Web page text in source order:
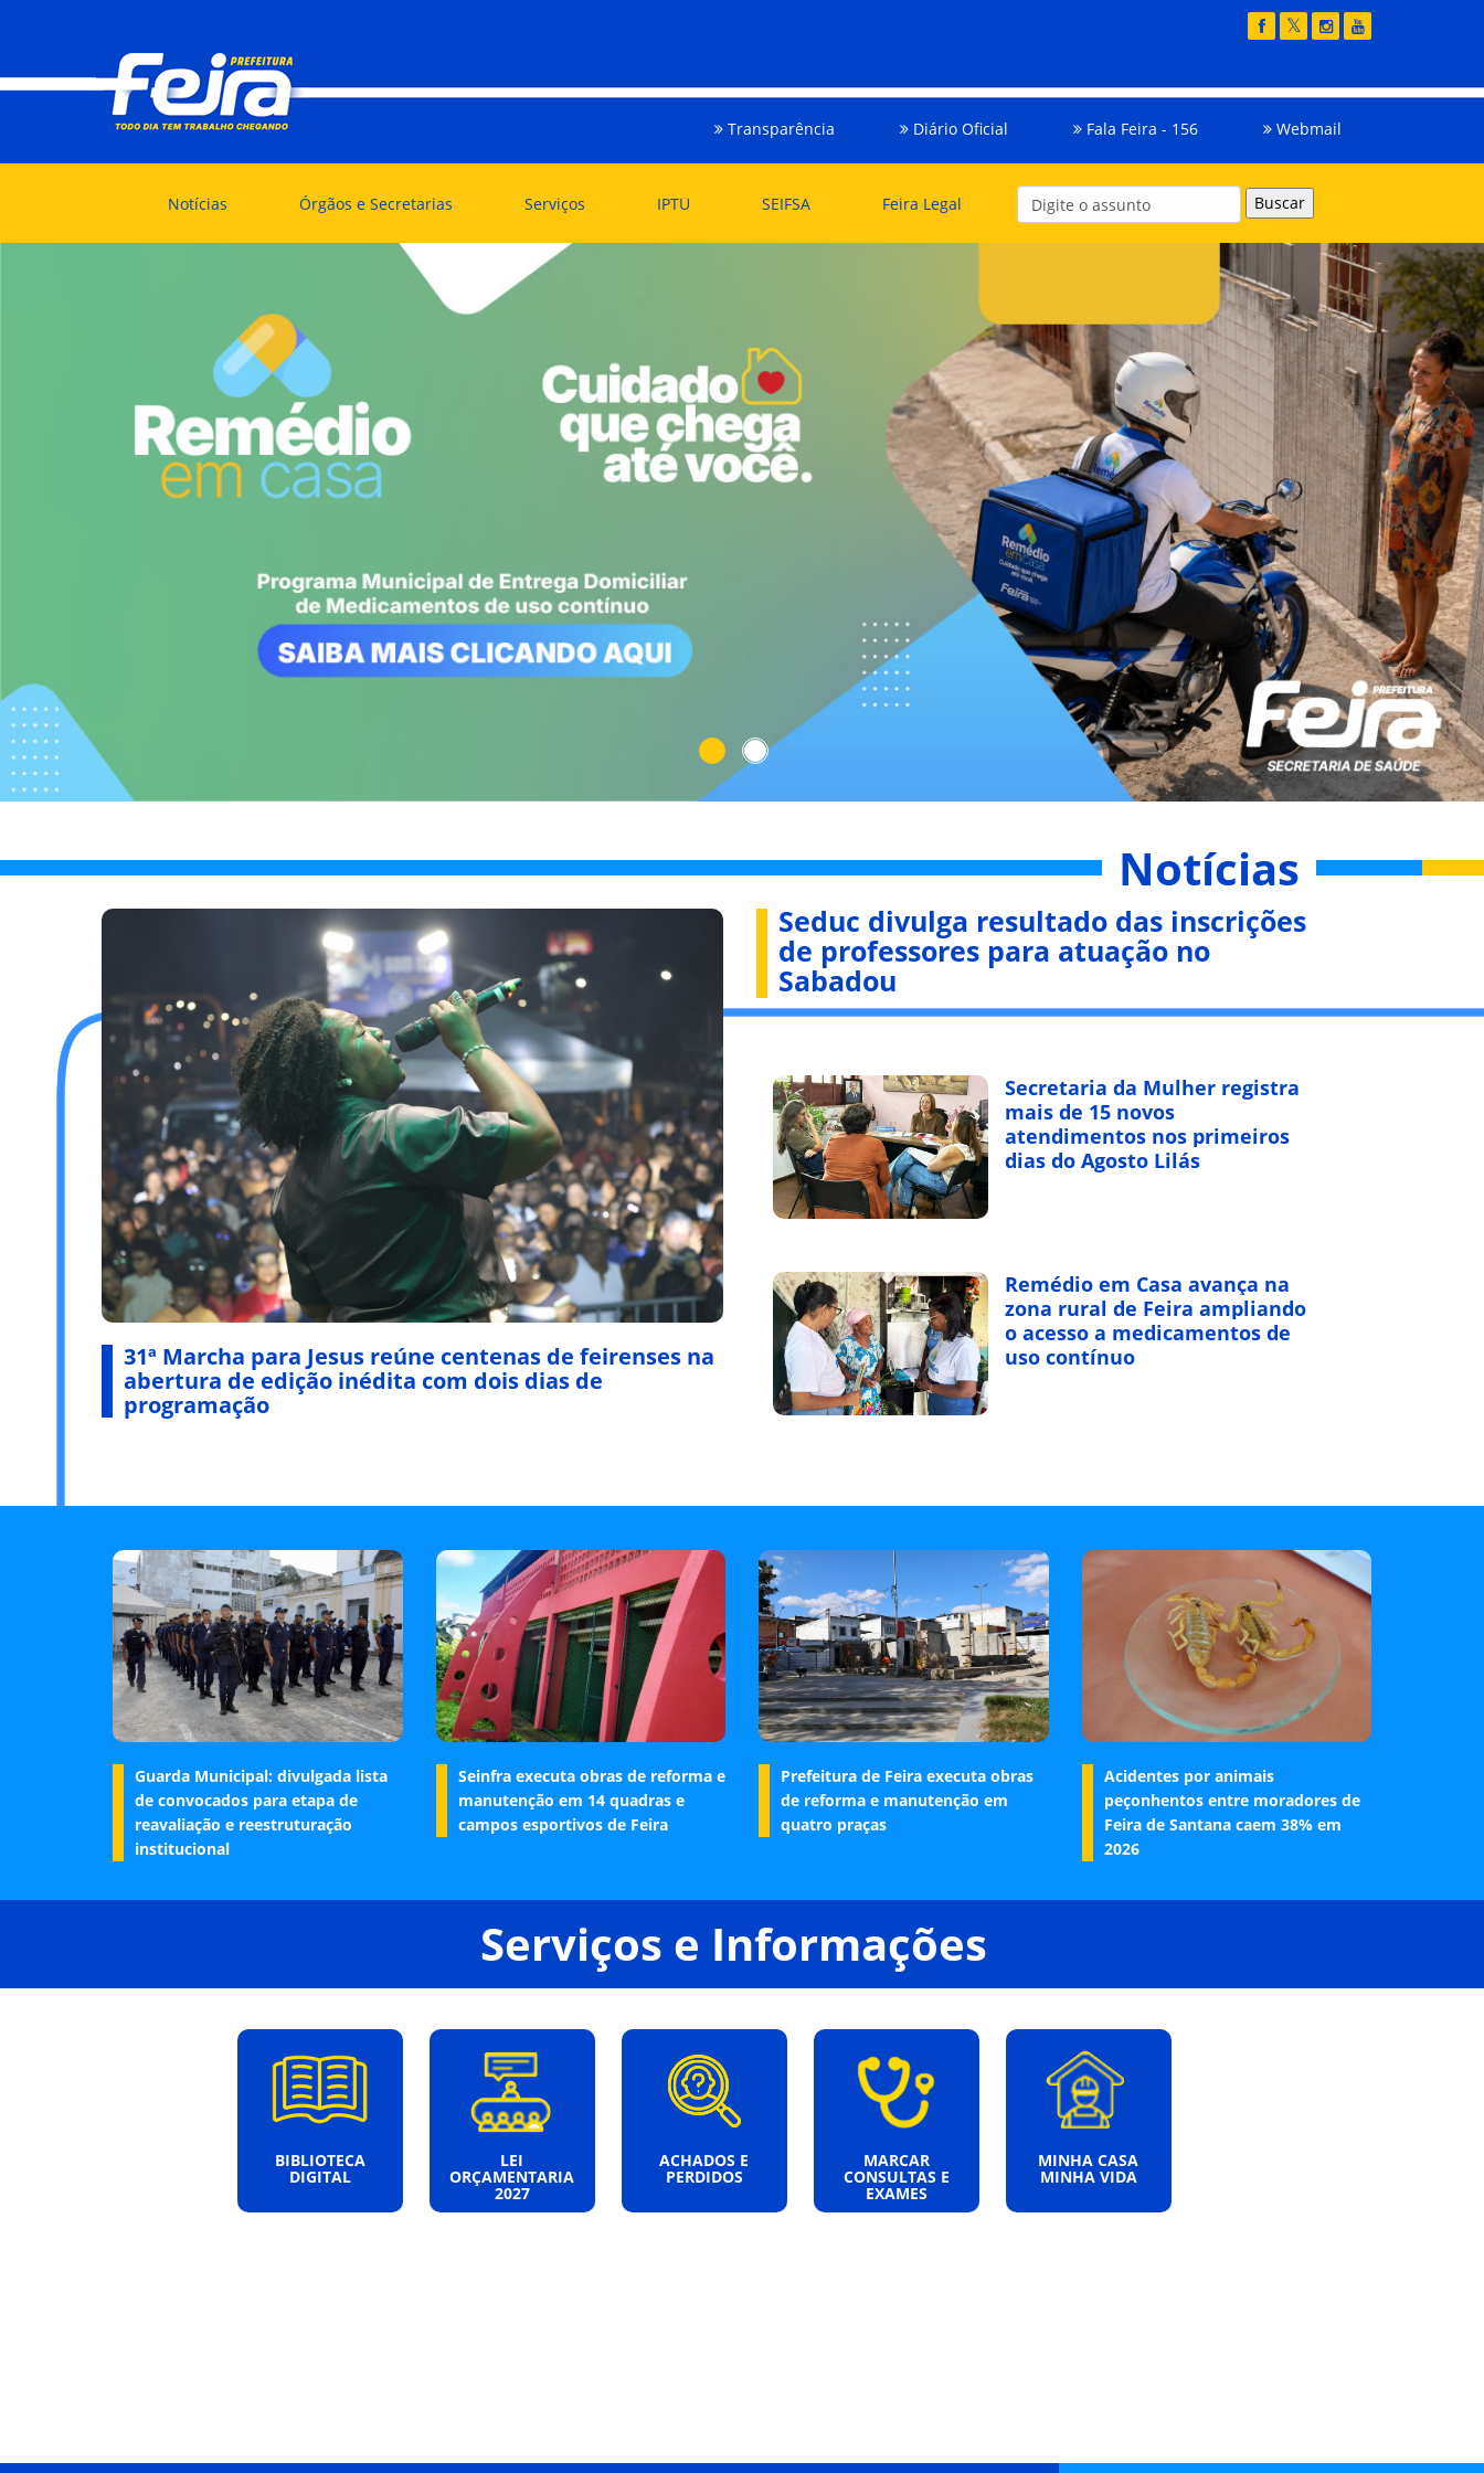
Transparência Diário Oficial Fala Feira - 156 Webmail
Notícias Órgãos e Secretarias Serviços IPTU SEIFSA Feira Legal Buscar
Notícias
31ª Marcha para Jesus reúne centenas de feirenses na
abertura de edição inédita com dois dias de
programação
Seduc divulga resultado das inscrições
de professores para atuação no
Sabadou
Secretaria da Mulher registra
mais de 15 novos
atendimentos nos primeiros
dias do Agosto Lilás
Remédio em Casa avança na
zona rural de Feira ampliando
o acesso a medicamentos de
uso contínuo
Guarda Municipal: divulgada lista
de convocados para etapa de
reavaliação e reestruturação
institucional
Seinfra executa obras de reforma e
manutenção em 14 quadras e
campos esportivos de Feira
Prefeitura de Feira executa obras
de reforma e manutenção em
quatro praças
Acidentes por animais
peçonhentos entre moradores de
Feira de Santana caem 38% em
2026
Serviços e Informações
BIBLIOTECA
DIGITAL
LEI
ORÇAMENTARIA
2027
ACHADOS E
PERDIDOS
MARCAR
CONSULTAS E
EXAMES
MINHA CASA
MINHA VIDA